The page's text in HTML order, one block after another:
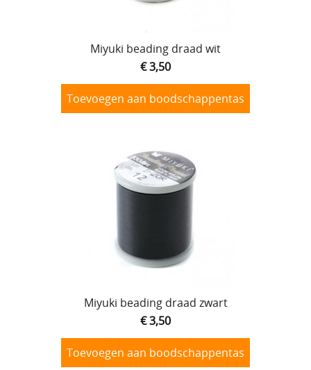
Miyuki beading draad wit
€ 3,50
Toevoegen aan boodschappentas
Miyuki beading draad zwart
€ 3,50
Toevoegen aan boodschappentas